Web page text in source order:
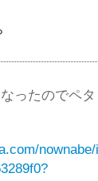
ったのでペタ